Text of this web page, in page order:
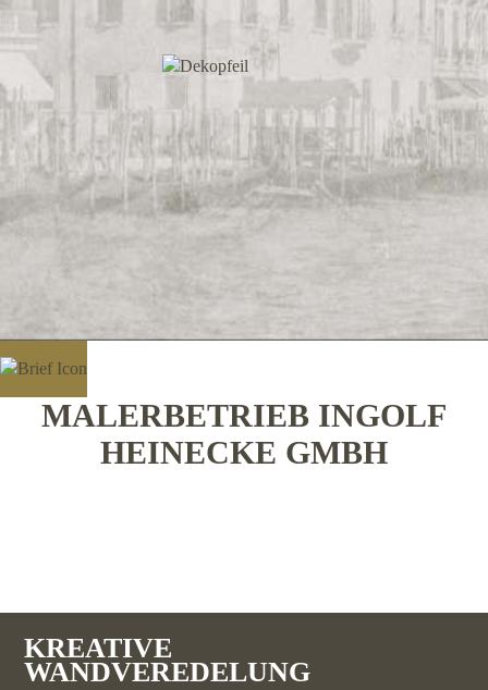
MALERBETRIEB INGOLF
HEINECKE GMBH
KREATIVE
WANDVEREDELUNG